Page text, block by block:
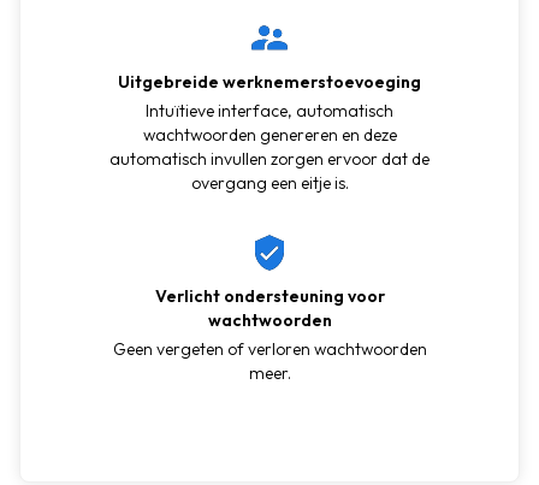
Uitgebreide werknemerstoevoeging
Intuïtieve interface, automatisch
wachtwoorden genereren en deze
automatisch invullen zorgen ervoor dat de
overgang een eitje is.
Verlicht ondersteuning voor
wachtwoorden
Geen vergeten of verloren wachtwoorden
meer.